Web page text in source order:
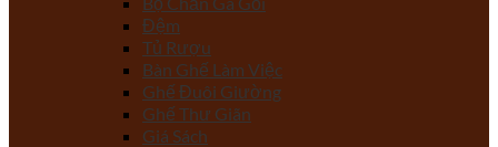
Đệm
Tủ Rượu
Bàn Ghế Làm Việc
Ghế Đuôi Giường
Ghế Thư Giãn
Giá Sách